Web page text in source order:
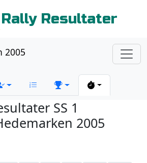
Rally Resultater
2005
SS 1
2005